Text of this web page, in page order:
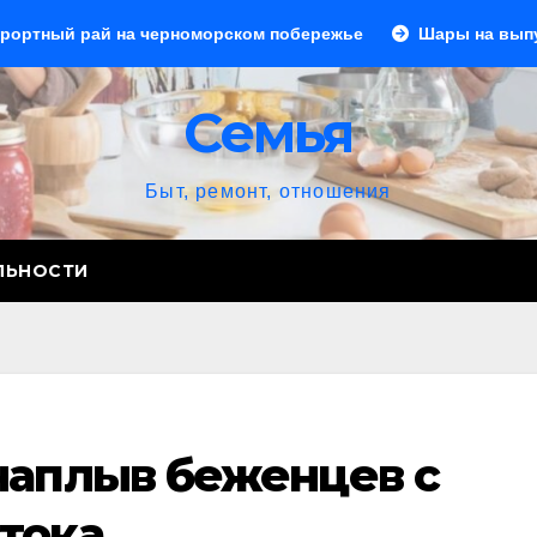
черноморском побережье Шары на выпускной:
Семья
Быт, ремонт, отношения
беженцев с